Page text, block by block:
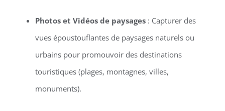
Photos et Vidéos de paysages: Capturer des
vues époustouflantes de paysages naturels ou
urbains pour promouvoir des destinations
touristiques (plages, montagnes, villes,
monuments).